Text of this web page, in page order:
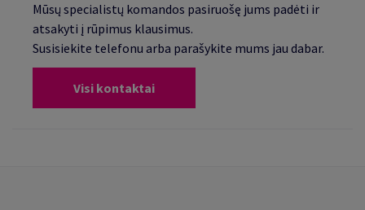
Mūsų specialistų komandos pasiruošę jums padėti ir
atsakyti į rūpimus klausimus.
Susisiekite telefonu arba parašykite mums jau dabar.
Visi kontaktai